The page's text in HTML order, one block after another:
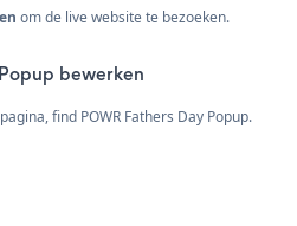
om de live website te bezoeken.
bewerken
find POWR Fathers Day Popup.